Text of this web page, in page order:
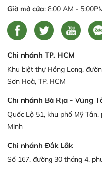
Giờ mở cửa: 8:00 AM -
Chi nhánh TP. HCM
Khu biệt thự Hồng Long,
Sơn Hoà, TP. HCM
Chi nhánh Bà Rịa - Vũng
Quốc Lộ 51, khu phố Mỹ
Minh
Chi nhánh Đắk Lắk
Số 167, đường 30 tháng 4,